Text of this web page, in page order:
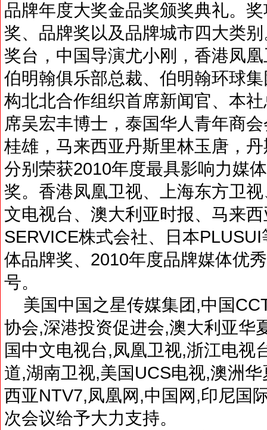
品牌年度大奖金品奖颁奖典礼。
奖、品牌奖以及品牌城市四大类
奖台，中国导演尤小刚，香港凤
伯明翰俱乐部总裁、伯明翰环球
构北北合作组织首席新闻官、本
席吴宏丰博士，泰国华人青年商
桂雄，马来西亚丹斯里林玉唐，
分别荣获2010年度最具影响力媒
奖。香港凤凰卫视、上海东方卫
文电视台、澳大利亚时报、马来
SERVICE株式会社、日本
体品牌奖、2010年度品牌媒体优
号。
美国中国之星传媒集团,中国
协会,深港投资促进会,澳大利亚华
国中文电视台,凤凰卫视,浙江电视
道,湖南卫视,美国UCS电视,澳洲
西亚NTV7,凤凰网,中国网,印尼国
次会议给予大力支持。